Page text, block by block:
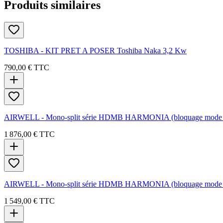
Produits similaires
TOSHIBA - KIT PRET A POSER Toshiba Naka 3,2 Kw
790,00 € TTC
AIRWELL - Mono-split série HDMB HARMONIA (bloquage mode
1 876,00 € TTC
AIRWELL - Mono-split série HDMB HARMONIA (bloquage mode
1 549,00 € TTC